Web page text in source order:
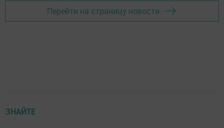
Перейти на страницу новости
ЗНАЙТЕ